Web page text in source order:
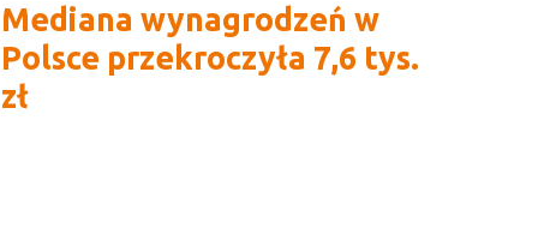
Mediana wynagrodzeń w
Polsce przekroczyła 7,6 tys.
zł